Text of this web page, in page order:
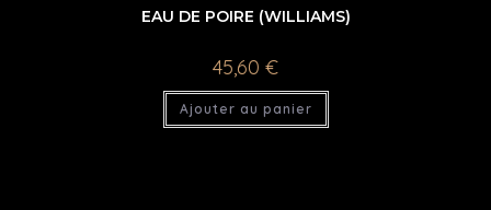
EAU DE POIRE (WILLIAMS)
45,60 €
Ajouter au panier